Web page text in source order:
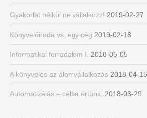
Gyakorlat nélkül ne vállalkozz! 2019-02-27
Könyvelőiroda vs. egy cég 2019-02-18
Informatikai forradalom I. 2018-05-05
A könyvelés az álomvállalkozás 2018-04-15
Automatizálás – célba értünk. 2018-03-29